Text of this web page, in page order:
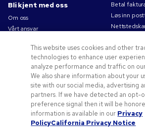
Bli kjent med oss
Om oss
Vårt ansvar
Bruksvilkår
Salgsbetingelser
Jobb for Pens.com
Tilbud og ressurser
Profileringsartikler
Kampanjekoder og -kuponger
Tips til logo
Betal
Løs inn
This website uses cookies and other
technologies to enhance user
analyze performance and traffic on
We also share information about your
site with our social media, advertising
partners. If we have detected an opt-
preference signal then it will be
information is available in our Privacy
PolicyCalifornia Privacy Notice